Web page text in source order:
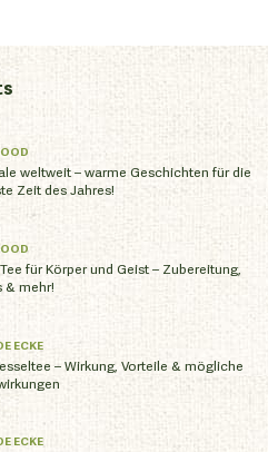
weltweit – warme Geschichten für die
Zeit des Jahres!
für Körper und Geist – Zubereitung,
& mehr!
ECKE
– Wirkung, Vorteile & mögliche
ECKE